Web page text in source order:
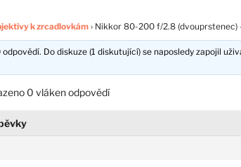
k zrcadlovkám › Nikkor 80-200 f/2.8 (dvouprstenec)
Do diskuze (1 diskutující) se naposledy zapojil
0 vláken odpovědí